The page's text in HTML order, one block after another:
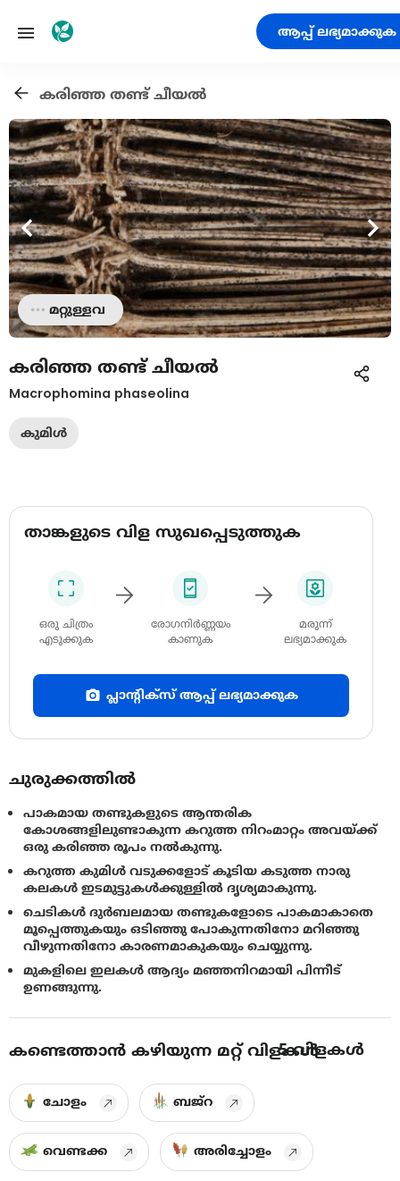
ആപ്പ് ലഭ്യമാക്കുക
കരിഞ്ഞ തണ്ട് ചീയല്‍
മറ്റുള്ളവ
കരിഞ്ഞ തണ്ട് ചീയല്‍
Macrophomina phaseolina
കുമിൾ
താങ്കളുടെ വിള സുഖപ്പെടുത്തുക
ഒരു ചിത്രം
എടുക്കുക
രോഗനിർണ്ണയം
കാണുക
മരുന്ന്
ലഭ്യമാക്കുക
പ്ലാന്റിക്സ് ആപ്പ് ലഭ്യമാക്കുക
ചുരുക്കത്തിൽ
പാകമായ തണ്ടുകളുടെ ആന്തരിക
കോശങ്ങളിലുണ്ടാകുന്ന കറുത്ത നിറംമാറ്റം അവയ്ക്ക്
ഒരു കരിഞ്ഞ രൂപം നല്‍കുന്നു.
കറുത്ത കുമിള്‍ വടുക്കളോട് കൂടിയ കടുത്ത നാരു
കലകൾ ഇടമുട്ടുകള്‍ക്കുള്ളില്‍ ദൃശ്യമാകുന്നു.
ചെടികള്‍ ദുര്‍ബലമായ തണ്ടുകളോടെ പാകമാകാതെ
മൂപ്പെത്തുകയും ഒടിഞ്ഞു പോകുന്നതിനോ മറിഞ്ഞു
വീഴുന്നതിനോ കാരണമാകുകയും ചെയ്യുന്നു.
മുകളിലെ ഇലകള്‍ ആദ്യം മഞ്ഞനിറമായി പിന്നീട്
ഉണങ്ങുന്നു.
കണ്ടെത്താൻ കഴിയുന്ന മറ്റ് വിളകൾ
5വിളകൾ
ചോളം ബജ്‌റ
വെണ്ടക്ക അരിച്ചോളം